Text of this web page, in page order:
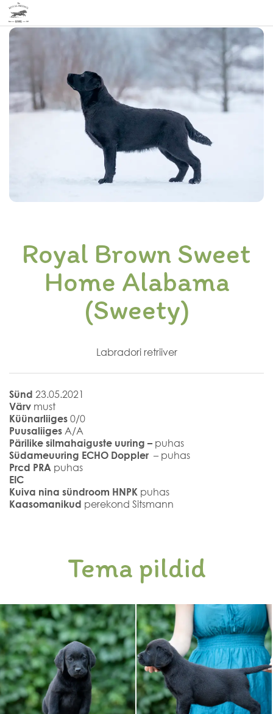
Royal Brown Sweet
Home Alabama
(Sweety)
Labradori retriiver
Sünd 23.05.2021
Värv must
Küünarliiges 0/0
Puusaliiges A/A
Pärilike silmahaiguste uuring – puhas
Südameuuring ECHO Doppler – puhas
Prcd PRA puhas
EIC
Kuiva nina sündroom HNPK puhas
Kaasomanikud perekond Sitsmann
Tema pildid